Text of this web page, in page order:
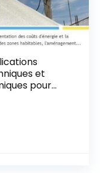
et
pour